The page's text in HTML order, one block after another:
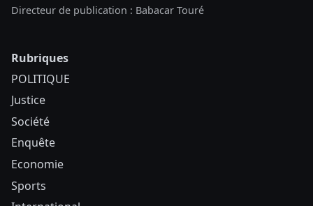
Directeur de publication : Babacar Touré
Rubriques
POLITIQUE
Justice
Société
Enquête
Economie
Sports